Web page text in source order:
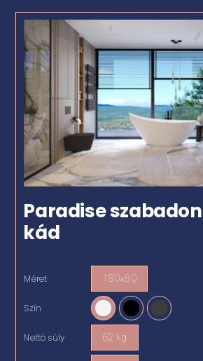
Paradise
kád
Méret 180×80
Szín
Nettó súly 62 kg